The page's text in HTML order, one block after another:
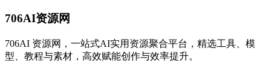
706AI资源网
706AI 资源网，一站式AI实用资源聚合平台，精选工具、模
型、教程与素材，高效赋能创作与效率提升。